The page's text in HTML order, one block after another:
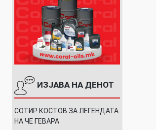
ИЗЈАВА НА ДЕНОТ
СОТИР КОСТОВ ЗА ЛЕГЕНДАТА
НА ЧЕ ГЕВАРА